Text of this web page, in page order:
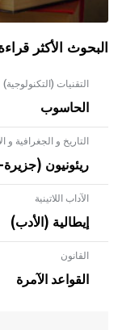
البحوث الأكثر
التقنيات (التكنولوجية)
الحاسوب
التاريخ و الجغرافية و
ريئونيون
الآداب اللاتينية
إيطالية (الأدب)
القانون
القواعد الآمرة
- هل تعلم أن
بالعمارة
المعمار على